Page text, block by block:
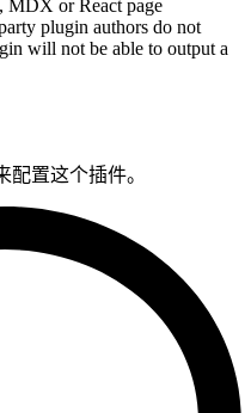
MDX or React page
plugin authors do not
will not be able to output a
置这个插件。